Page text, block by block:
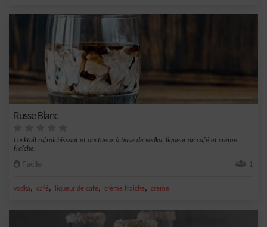
Russe Blanc
Cocktail rafraîchissant et onctueux à base de vodka, liqueur de café et crème
fraîche.
Facile 1
vodka, café, liqueur de café, crème fraîche, creme